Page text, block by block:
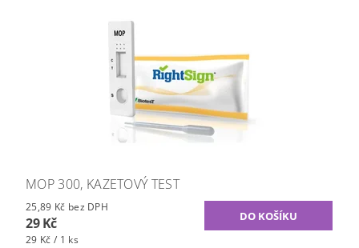
MOP 300, KAZETOVÝ TEST
25,89 Kč bez DPH
29 Kč
29 Kč / 1 ks